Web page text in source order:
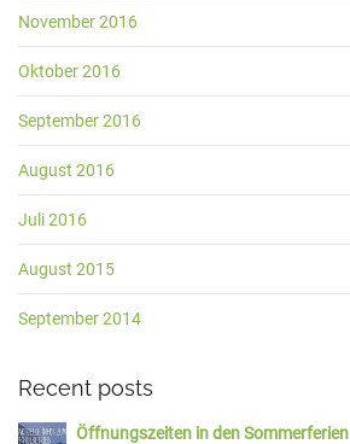
November 2016
Oktober 2016
September 2016
August 2016
Juli 2016
August 2015
September 2014
Recent posts
Öffnungszeiten in den Sommerferien